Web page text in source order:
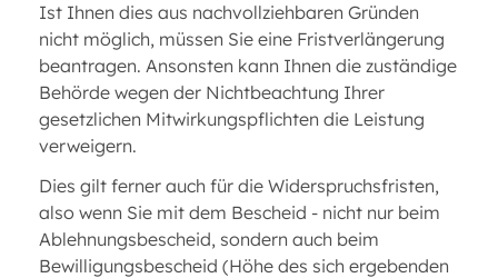
Ist Ihnen dies aus nachvollziehbaren Gründen
nicht möglich, müssen Sie eine Fristverlängerung
beantragen. Ansonsten kann Ihnen die zuständige
Behörde wegen der Nichtbeachtung Ihrer
gesetzlichen Mitwirkungspflichten die Leistung
verweigern.
Dies gilt ferner auch für die Widerspruchsfristen,
also wenn Sie mit dem Bescheid - nicht nur beim
Ablehnungsbescheid, sondern auch beim
Bewilligungsbescheid (Höhe des sich ergebenden